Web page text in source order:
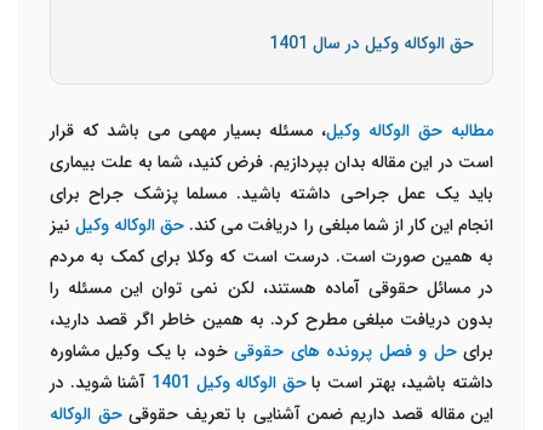
حق الوکاله وکیل در سال 1401
مطالبه حق الوکاله وکیل، مسئله بسیار مهمی می باشد که قرار
است در این مقاله بدان بپردازیم. فرض کنید، شما به علت بیماری
باید یک عمل جراحی داشته باشید. مسلما پزشک جراح برای
انجام این کار از شما مبلغی را دریافت می کند. حق الوکاله وکیلنیز
به همین صورت است. درست است که وکلا برای کمک به مردم
در مسائل حقوقی آماده هستند، لکن نمی توان این مسئله را
بدون دریافت مبلغی مطرح کرد. به همین خاطر اگر قصد دارید،
برایحل و فصل پرونده های حقوقیخود، با یک وکیل مشاوره
داشته باشید، بهتر است باحق الوکاله وکیل 1401
آشنا شوید. در
این مقاله قصد داریم ضمن آشنایی با تعریف حقوقیحق الوکاله